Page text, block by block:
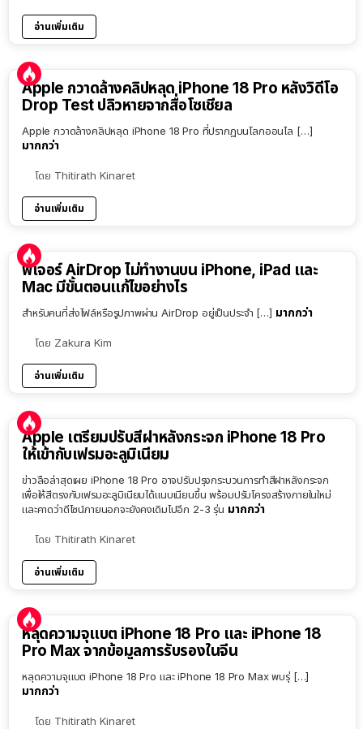
อ่านเพิ่มเติม
Apple กวาดล้างคลิปหลุด iPhone 18 Pro หลังวิดีโอ
Drop Test ปลิวหายจากสื่อโซเชียล
Apple กวาดล้างคลิปหลุด iPhone 18 Pro ที่ปรากฏบนโลกออนไล […]
มากกว่า
โดย Thitirath Kinaret
อ่านเพิ่มเติม
ฟีเจอร์ AirDrop ไม่ทำงานบน iPhone, iPad และ
Mac มีขั้นตอนแก้ไขอย่างไร
สำหรับคนที่ส่งไฟล์หรือรูปภาพผ่าน AirDrop อยู่เป็นประจำ […] มากกว่า
โดย Zakura Kim
อ่านเพิ่มเติม
Apple เตรียมปรับสีฝาหลังกระจก iPhone 18 Pro
ให้เข้ากับเฟรมอะลูมิเนียม
ข่าวลือล่าสุดเผย iPhone 18 Pro อาจปรับปรุงกระบวนการทำสีฝาหลังกระจก
เพื่อให้สีตรงกับเฟรมอะลูมิเนียมได้แนบเนียนขึ้น พร้อมปรับโครงสร้างภายในใหม่
และคาดว่าดีไซน์ภายนอกจะยังคงเดิมไปอีก 2-3 รุ่น มากกว่า
โดย Thitirath Kinaret
อ่านเพิ่มเติม
หลุดความจุแบต iPhone 18 Pro และ iPhone 18
Pro Max จากข้อมูลการรับรองในจีน
หลุดความจุแบต iPhone 18 Pro และ iPhone 18 Pro Max พบรุ่ […]
มากกว่า
โดย Thitirath Kinaret